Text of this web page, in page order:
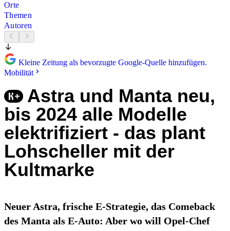
Orte
Themen
Autoren
Kleine Zeitung als bevorzugte Google-Quelle hinzufügen.
Mobilität
Astra und Manta neu,
bis 2024 alle Modelle
elektrifiziert - das plant
Lohscheller mit der
Kultmarke
Neuer Astra, frische E-Strategie, das Comeback
des Manta als E-Auto: Aber wo will Opel-Chef